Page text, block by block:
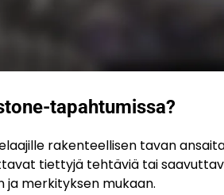
tapahtumissa?
rakenteellisen tavan
tiettyjä tehtäviä tai
merkityksen mukaan.